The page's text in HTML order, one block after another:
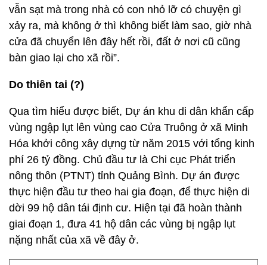
vẫn sạt mà trong nhà có con nhỏ lỡ có chuyện gì
xảy ra, mà không ở thì không biết làm sao, giờ nhà
cửa đã chuyển lên đây hết rồi, đất ở nơi cũ cũng
bàn giao lại cho xã rồi”.
Do thiên tai (?)
Qua tìm hiểu được biết, Dự án khu di dân khẩn cấp
vùng ngập lụt lên vùng cao Cửa Truông ở xã Minh
Hóa khởi công xây dựng từ năm 2015 với tổng kinh
phí 26 tỷ đồng. Chủ đầu tư là Chi cục Phát triển
nông thôn (PTNT) tỉnh Quảng Bình. Dự án được
thực hiện đầu tư theo hai gia đoạn, để thực hiện di
dời 99 hộ dân tái định cư. Hiện tại đã hoàn thành
giai đoạn 1, đưa 41 hộ dân các vùng bị ngập lụt
nặng nhất của xã về đây ở.